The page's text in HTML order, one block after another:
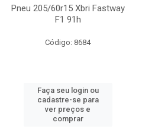
Pneu 205/60r15 Xbri Fastway
F1 91h
Código: 8684
Faça seu login ou
cadastre-se para
ver preços e
comprar